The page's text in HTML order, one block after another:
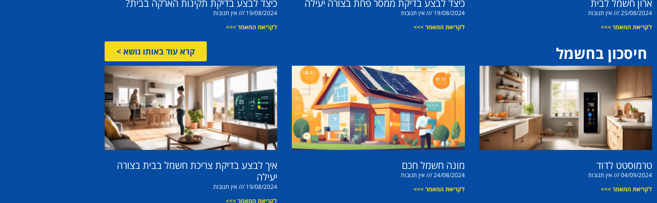
ארון חשמל לבית
25/08/2024
אין תגובות
לקריאת המאמר >>>
כיצד לבצע בדיקת ממסר פחת בצורה יעילה
19/08/2024
אין תגובות
לקריאת המאמר >>>
כיצד לבצע בדיקת תקינות הארקה בבית?
19/08/2024
אין תגובות
לקריאת המאמר >>>
חיסכון בחשמל קרא עוד באותו נושא >
טרמוסטט לדוד
04/09/2024
אין תגובות
לקריאת המאמר >>>
מונה חשמל חכם
24/08/2024
אין תגובות
לקריאת המאמר >>>
איך לבצע בדיקת צריכת חשמל בבית בצורה
יעילה
19/08/2024
אין תגובות
לקריאת המאמר >>>